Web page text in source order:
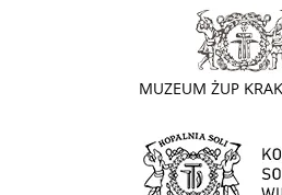
link do strony - Muzeum Żup
link do strony Kopalni Soli